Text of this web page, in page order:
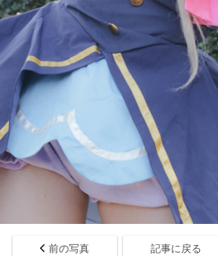
前の写真 記事に戻る